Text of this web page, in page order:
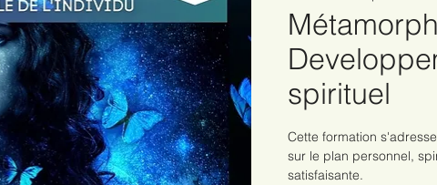
spirituel
Cette formation
sur le plan personnel,
satisfaisante.